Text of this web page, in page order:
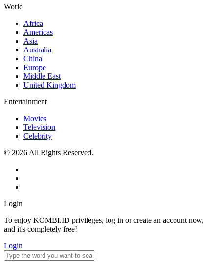
World
Africa
Americas
Asia
Australia
China
Europe
Middle East
United Kingdom
Entertainment
Movies
Television
Celebrity
© 2026 All Rights Reserved.
Login
To enjoy KOMBI.ID privileges, log in or create an account now,
and it's completely free!
Login